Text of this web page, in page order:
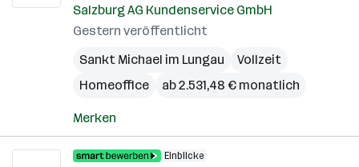
Salzburg AG Kundenservice GmbH
Gestern veröffentlicht
Sankt Michael im Lungau
Vollzeit
Homeoffice
ab 2.531,48 € monatlich
Merken
Einblicke